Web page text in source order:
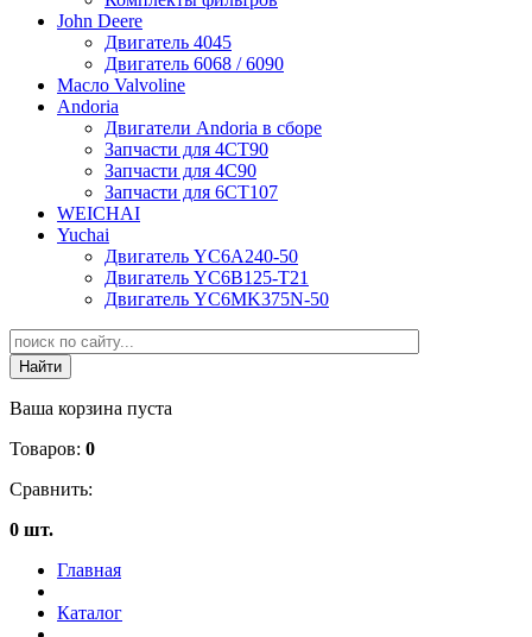
John Deere
Двигатель 4045
Двигатель 6068 / 6090
Масло Valvoline
Andoria
Двигатели Andoria в сборе
Запчасти для 4CT90
Запчасти для 4С90
Запчасти для 6CT107
WEICHAI
Yuchai
Двигатель YC6A240-50
Двигатель YC6B125-T21
Двигатель YC6MK375N-50
Ваша корзина пуста
Товаров: 0
Сравнить:
0 шт.
Главная
Каталог